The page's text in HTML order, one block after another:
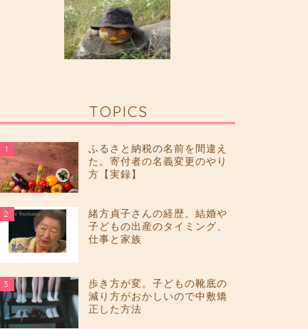
TOPICS
1
ふるさと納税の名前を間違え
た。寄付者の名義変更のやり
方【実録】
2
緒方貞子さんの経歴。結婚や
子どもの出産のタイミング、
仕事と家族
3
歩き方が変。子どもの靴底の
減り方がおかしいので中敷矯
正した方法